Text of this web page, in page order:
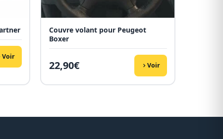
Voir
Couvre volant pour Peugeot
Boxer
22,90€ Voir